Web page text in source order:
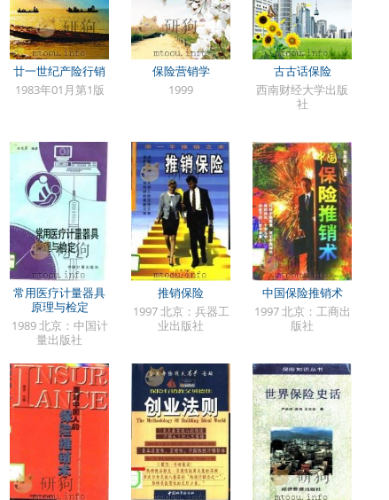
廿一世纪产险行销
1983年01月第1版
保险营销学
1999
古古话保险
西南财经大学出版
社
常用医疗计量器具
原理与检定
1989 北京：中国计
量出版社
推销保险
1997 北京：兵器工
业出版社
中国保险推销术
1997 北京：工商出
版社